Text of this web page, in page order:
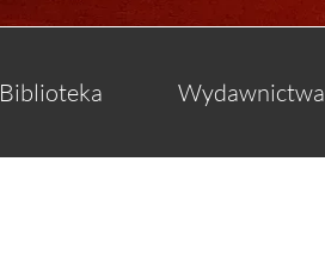
Biblioteka Wydawnictwa